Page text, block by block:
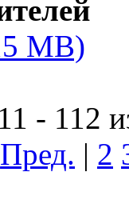
MB)
- 112
Пред. | 2